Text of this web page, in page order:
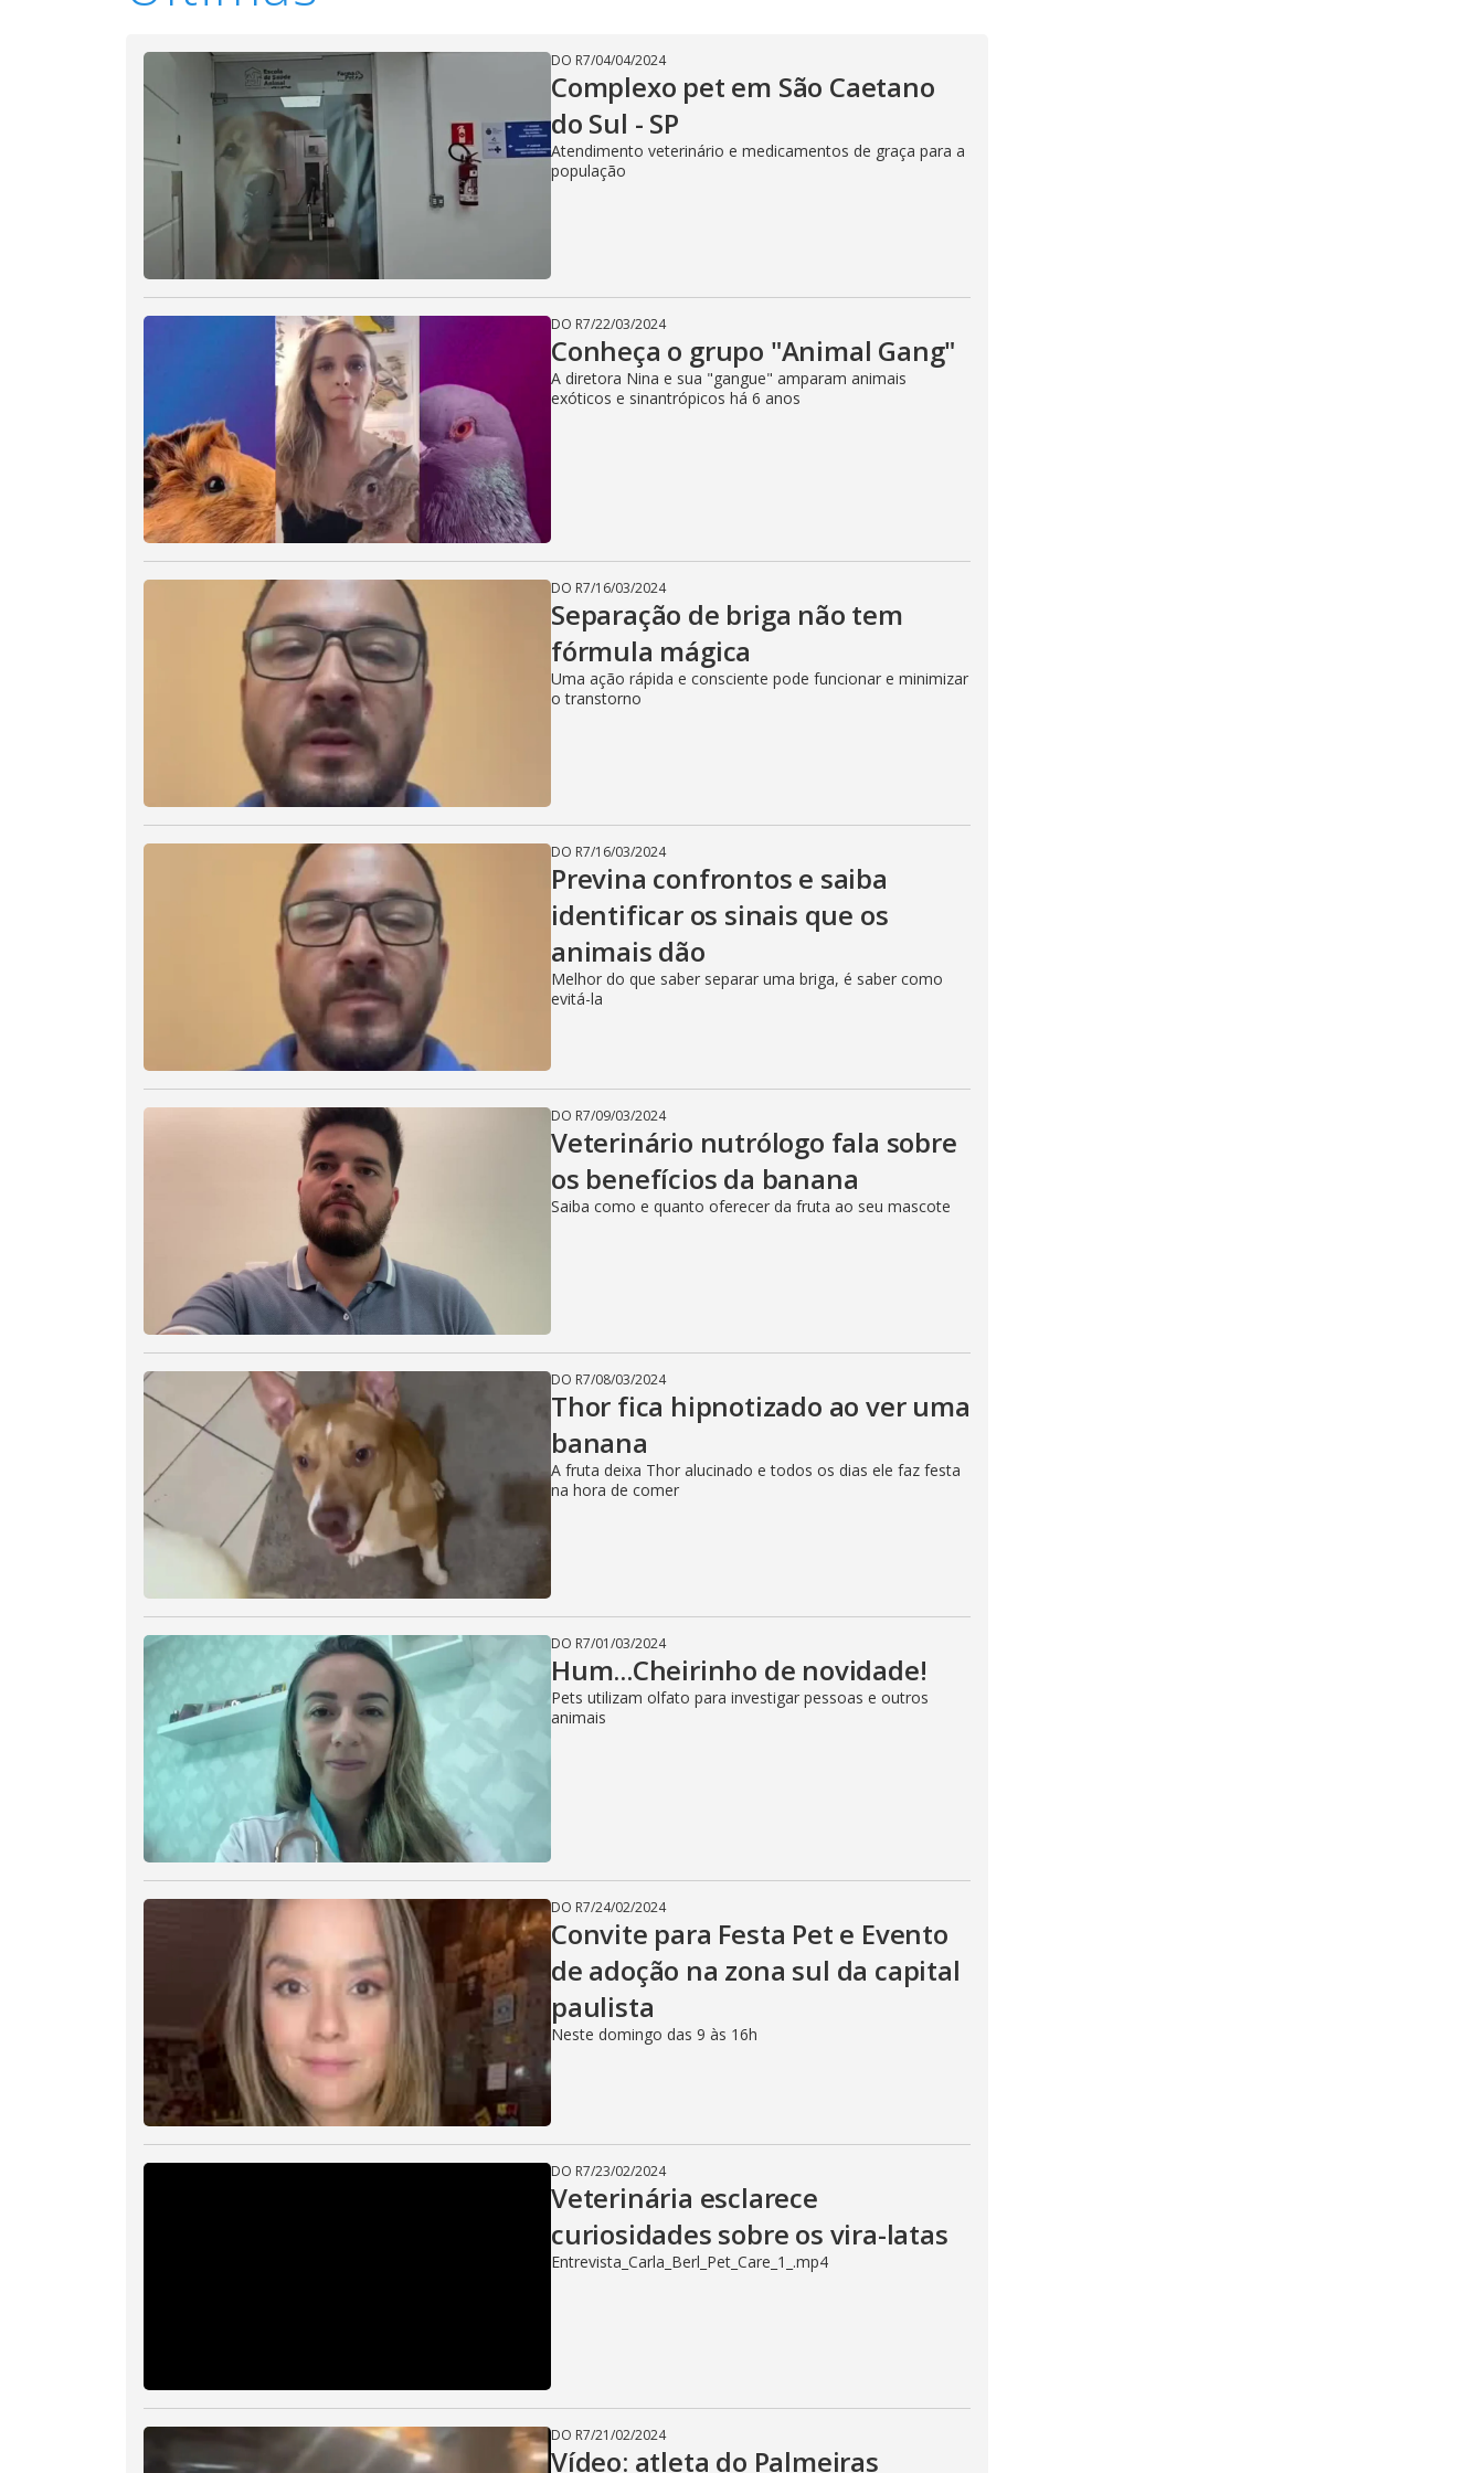
V
i
e
o
DO R7/04/04/2024
Complexo pet em São Caetano
do Sul - SP
Atendimento veterinário e medicamentos de graça para a
população
DO R7/22/03/2024
Conheça o grupo "Animal Gang"
A diretora Nina e sua "gangue" amparam animais
exóticos e sinantrópicos há 6 anos
DO R7/16/03/2024
Separação de briga não tem
fórmula mágica
Uma ação rápida e consciente pode funcionar e minimizar
o transtorno
DO R7/16/03/2024
Previna confrontos e saiba
identificar os sinais que os
animais dão
Melhor do que saber separar uma briga, é saber como
evitá-la
DO R7/09/03/2024
Veterinário nutrólogo fala sobre
os benefícios da banana
Saiba como e quanto oferecer da fruta ao seu mascote
DO R7/08/03/2024
Thor fica hipnotizado ao ver uma
banana
A fruta deixa Thor alucinado e todos os dias ele faz festa
na hora de comer
DO R7/01/03/2024
Hum...Cheirinho de novidade!
Pets utilizam olfato para investigar pessoas e outros
animais
DO R7/24/02/2024
Convite para Festa Pet e Evento
de adoção na zona sul da capital
paulista
Neste domingo das 9 às 16h
DO R7/23/02/2024
Veterinária esclarece
curiosidades sobre os vira-latas
Entrevista_Carla_Berl_Pet_Care_1_.mp4
DO R7/21/02/2024
Vídeo: atleta do Palmeiras